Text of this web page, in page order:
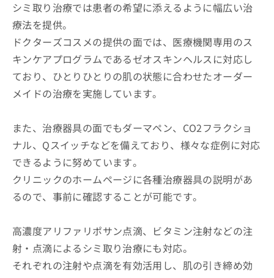
シミ取り治療では患者の希望に添えるように幅広い治
療法を提供。
ドクターズコスメの提供の面では、医療機関専用のス
キンケアプログラムであるゼオスキンヘルスに対応し
ており、ひとりひとりの肌の状態に合わせたオーダー
メイドの治療を実施しています。
また、治療器具の面でもダーマペン、CO2フラクショ
ナル、Qスイッチなどを備えており、様々な症例に対応
できるように努めています。
クリニックのホームページに各種治療器具の説明があ
るので、事前に確認することが可能です。
高濃度アリファリポサン点滴、ビタミン注射などの注
射・点滴によるシミ取り治療にも対応。
それぞれの注射や点滴を有効活用し、肌の引き締め効